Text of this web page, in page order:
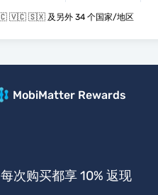
🇱🇨 🇻🇨 🇸🇽 及另外 34 个国家/地区
MobiMatter Rewards
每次购买都享 10% 返现